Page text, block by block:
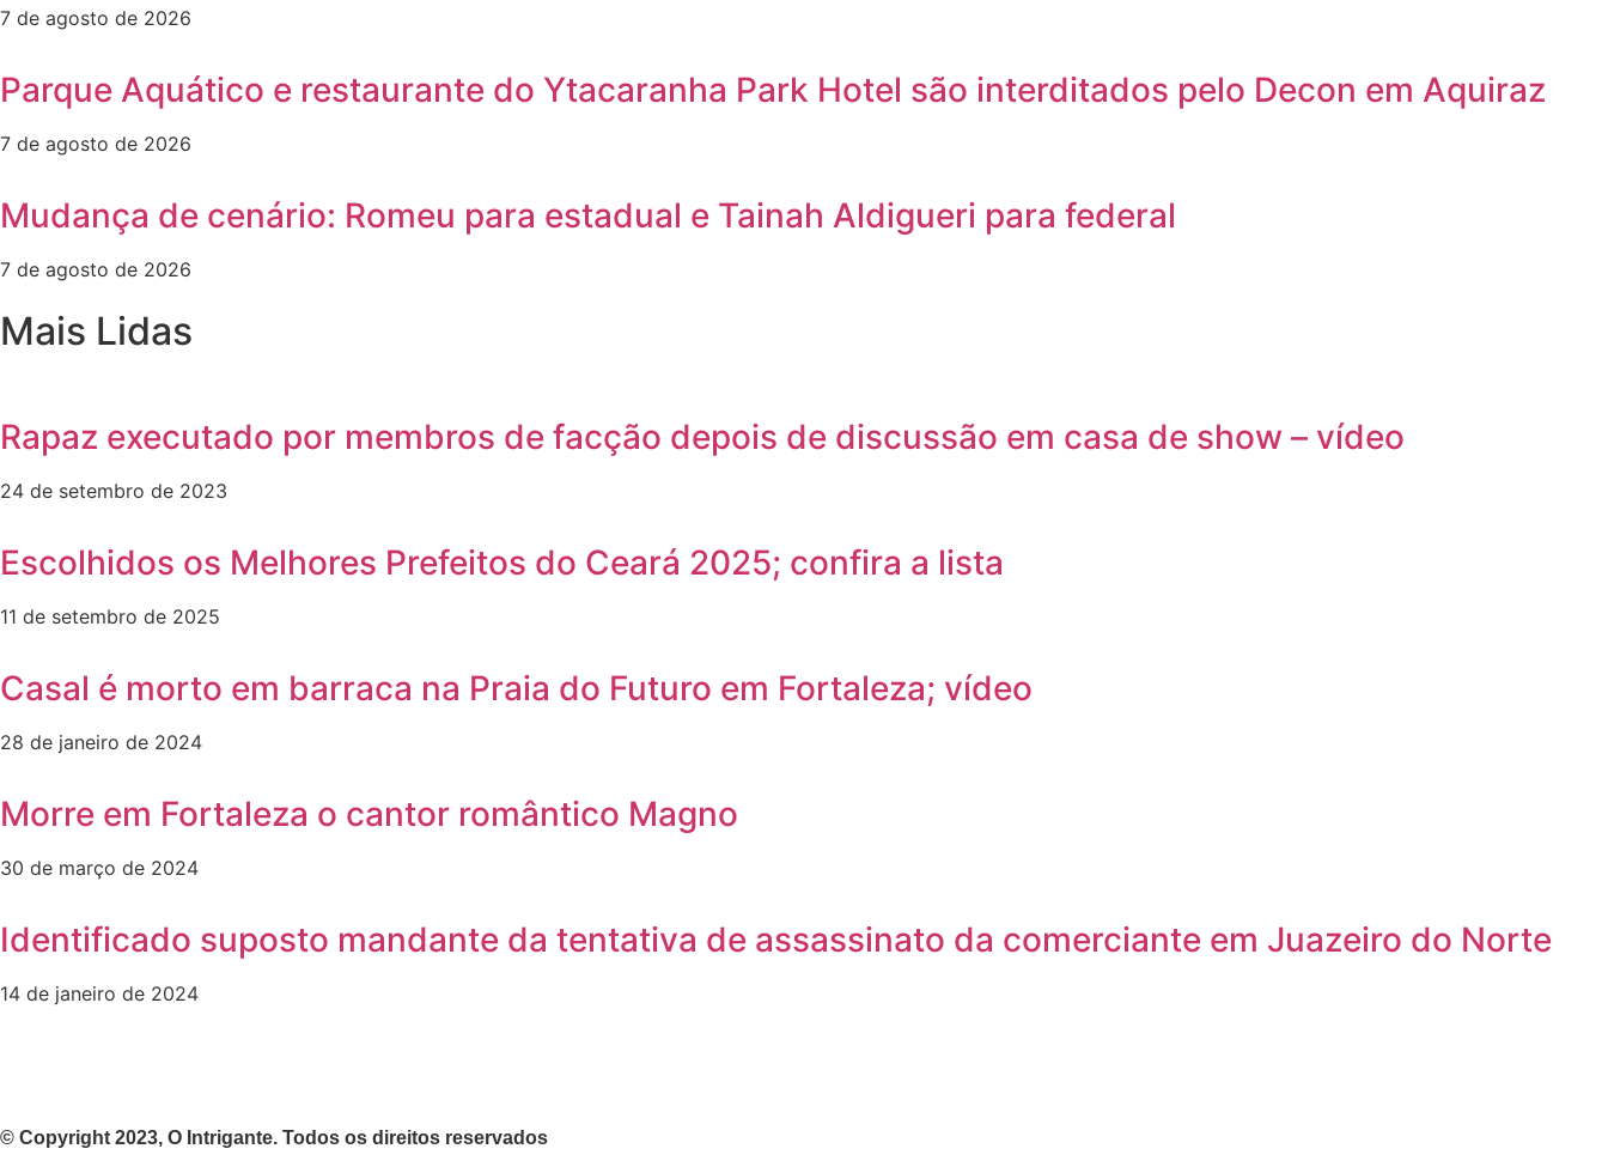
7 de agosto de 2026
Parque Aquático e restaurante do Ytacaranha Park Hotel são interditados pelo Decon em Aquiraz
7 de agosto de 2026
Mudança de cenário: Romeu para estadual e Tainah Aldigueri para federal
7 de agosto de 2026
Mais Lidas
Rapaz executado por membros de facção depois de discussão em casa de show – vídeo
24 de setembro de 2023
Escolhidos os Melhores Prefeitos do Ceará 2025; confira a lista
11 de setembro de 2025
Casal é morto em barraca na Praia do Futuro em Fortaleza; vídeo
28 de janeiro de 2024
Morre em Fortaleza o cantor romântico Magno
30 de março de 2024
Identificado suposto mandante da tentativa de assassinato da comerciante em Juazeiro do Norte
14 de janeiro de 2024
© Copyright 2023, O Intrigante. Todos os direitos reservados